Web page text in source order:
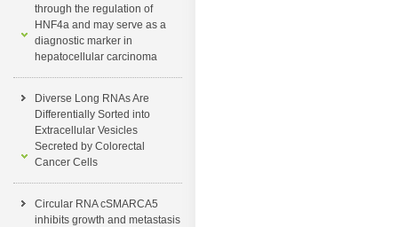
through the regulation of
HNF4a and may serve as a
diagnostic marker in
hepatocellular carcinoma
Diverse Long RNAs Are
Differentially Sorted into
Extracellular Vesicles
Secreted by Colorectal
Cancer Cells
Circular RNA cSMARCA5
inhibits growth and metastasis